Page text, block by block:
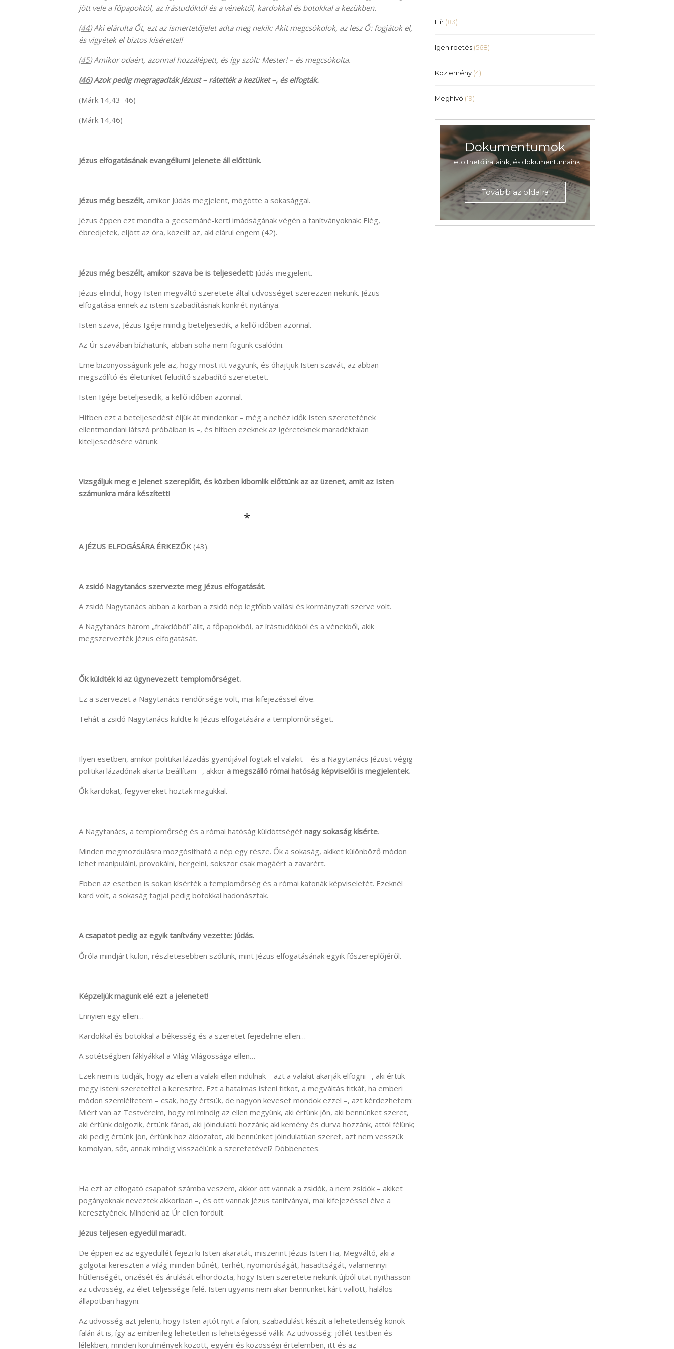
illetőleg
a
jött vele a főpapoktól, az írástudóktól és a vénektől, kardokkal és botokkal a kezükben.
(44) Aki elárulta Őt, ezt az ismertetőjelet adta meg nekik: Akit megcsókolok, az lesz Ő: fogjátok el,
és vigyétek el biztos kísérettel!
(45) Amikor odaért, azonnal hozzálépett, és így szólt: Mester! – és megcsókolta.
(46) Azok pedig megragadták Jézust – rátették a kezüket –, és elfogták.
(Márk 14,43–46)
(Márk 14,46)
Jézus elfogatásának evangéliumi jelenete áll előttünk.
Jézus még beszélt, amikor Júdás megjelent, mögötte a sokasággal.
Jézus éppen ezt mondta a gecsemáné-kerti imádságának végén a tanítványoknak: Elég,
ébredjetek, eljött az óra, közelít az, aki elárul engem (42).
Jézus még beszélt, amikor szava be is teljesedett: Júdás megjelent.
Jézus elindul, hogy Isten megváltó szeretete által üdvösséget szerezzen nekünk. Jézus
elfogatása ennek az isteni szabadításnak konkrét nyitánya.
Isten szava, Jézus Igéje mindig beteljesedik, a kellő időben azonnal.
Az Úr szavában bízhatunk, abban soha nem fogunk csalódni.
Eme bizonyosságunk jele az, hogy most itt vagyunk, és óhajtjuk Isten szavát, az abban
megszólító és életünket felüdítő szabadító szeretetet.
Isten Igéje beteljesedik, a kellő időben azonnal.
Hitben ezt a beteljesedést éljük át mindenkor – még a nehéz idők Isten szeretetének
ellentmondani látszó próbáiban is –, és hitben ezeknek az ígéreteknek maradéktalan
kiteljesedésére várunk.
Vizsgáljuk meg e jelenet szereplőit, és közben kibomlik előttünk az az üzenet, amit az Isten
számunkra mára készített!
*
A JÉZUS ELFOGÁSÁRA ÉRKEZŐK (43).
A zsidó Nagytanács szervezte meg Jézus elfogatását.
A zsidó Nagytanács abban a korban a zsidó nép legfőbb vallási és kormányzati szerve volt.
A Nagytanács három „frakcióból” állt, a főpapokból, az írástudókból és a vénekből, akik
megszervezték Jézus elfogatását.
Ők küldték ki az úgynevezett templomőrséget.
Ez a szervezet a Nagytanács rendőrsége volt, mai kifejezéssel élve.
Tehát a zsidó Nagytanács küldte ki Jézus elfogatására a templomőrséget.
Ilyen esetben, amikor politikai lázadás gyanújával fogtak el valakit – és a Nagytanács Jézust végig
politikai lázadónak akarta beállítani –, akkor a megszálló római hatóság képviselői is megjelentek.
Ők kardokat, fegyvereket hoztak magukkal.
A Nagytanács, a templomőrség és a római hatóság küldöttségét nagy sokaság kísérte.
Minden megmozdulásra mozgósítható a nép egy része. Ők a sokaság, akiket különböző módon
lehet manipulálni, provokálni, hergelni, sokszor csak magáért a zavarért.
Ebben az esetben is sokan kísérték a templomőrség és a római katonák képviseletét. Ezeknél
kard volt, a sokaság tagjai pedig botokkal hadonásztak.
A csapatot pedig az egyik tanítvány vezette: Júdás.
Őróla mindjárt külön, részletesebben szólunk, mint Jézus elfogatásának egyik főszereplőjéről.
Képzeljük magunk elé ezt a jelenetet!
Ennyien egy ellen…
Kardokkal és botokkal a békesség és a szeretet fejedelme ellen…
A sötétségben fáklyákkal a Világ Világossága ellen…
Ezek nem is tudják, hogy az ellen a valaki ellen indulnak – azt a valakit akarják elfogni –, aki értük
megy isteni szeretettel a keresztre. Ezt a hatalmas isteni titkot, a megváltás titkát, ha emberi
módon szemléltetem – csak, hogy értsük, de nagyon keveset mondok ezzel –, azt kérdezhetem:
Miért van az Testvéreim, hogy mi mindig az ellen megyünk, aki értünk jön, aki bennünket szeret,
aki értünk dolgozik, értünk fárad, aki jóindulatú hozzánk; aki kemény és durva hozzánk, attól félünk;
aki pedig értünk jön, értünk hoz áldozatot, aki bennünket jóindulatúan szeret, azt nem vesszük
komolyan, sőt, annak mindig visszaélünk a szeretetével? Döbbenetes.
Ha ezt az elfogató csapatot számba veszem, akkor ott vannak a zsidók, a nem zsidók – akiket
pogányoknak neveztek akkoriban –, és ott vannak Jézus tanítványai, mai kifejezéssel élve a
keresztyének. Mindenki az Úr ellen fordult.
Jézus teljesen egyedül maradt.
De éppen ez az egyedüllét fejezi ki Isten akaratát, miszerint Jézus Isten Fia, Megváltó, aki a
golgotai kereszten a világ minden bűnét, terhét, nyomorúságát, hasadtságát, valamennyi
hűtlenségét, önzését és árulását elhordozta, hogy Isten szeretete nekünk újból utat nyithasson
az üdvösség, az élet teljessége felé. Isten ugyanis nem akar bennünket kárt vallott, halálos
állapotban hagyni.
Az üdvösség azt jelenti, hogy Isten ajtót nyit a falon, szabadulást készít a lehetetlenség konok
falán át is, így az emberileg lehetetlen is lehetségessé válik. Az üdvösség: jóllét testben és
lélekben, minden körülmények között, egyéni és közösségi értelemben, itt és az
Hír (83)
Igehirdetés (568)
Közlemény (4)
Meghívó (19)
Dokumentumok
Letölthető irataink, és dokumentumaink
Tovább az oldalra